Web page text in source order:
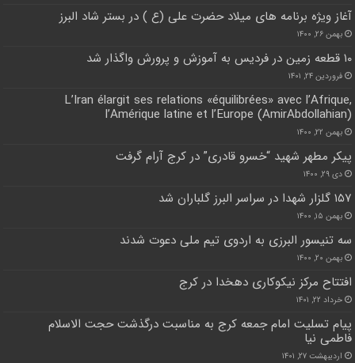
آغاز ویژه برنامه های میلاد حضرت علی (ع ) در بستر شاد البرز
بهمن ۲۶, ۱۴۰۰
۱۰ قطعه زمین در فردیس به آموزش و پرورش واگذار شد
فروردین ۲۴, ۱۴۰۱
L’Iran élargit ses relations «équilibrées» avec l’Afrique,
l’Amérique latine et l’Europe (AmirAbdollahian)
بهمن ۲۲, ۱۴۰۰
پیکر مطهر شهید “خسرو قادری” در کرج آرام گرفت
دی ۲۹, ۱۴۰۰
۱۵۷ گلزار شهدا در سراسر البرز گلباران شد
بهمن ۱۵, ۱۴۰۰
سه تنیسور البرزی به اردوی تیم ملی دعوت شدند
بهمن ۲۰, ۱۴۰۰
افتتاح مرکز نیکوکاری دهخدا در کرج
خرداد ۲۲, ۱۴۰۱
پیام تسلیت امام جمعه کرج به مناسبت درگذشت حجت الاسلام
فاطمی نیا
اردیبهشت ۲۷, ۱۴۰۱